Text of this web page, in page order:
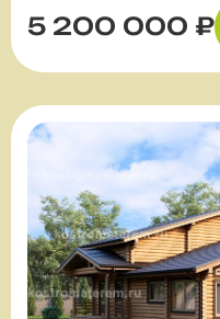
5 200 000 ₽